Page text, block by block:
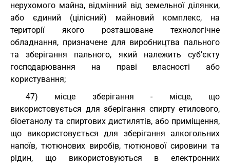
нерухомого майна, відмінний від земельної ділянки,
або єдиний (цілісний) майновий комплекс, на
території якого розташоване технологічне
обладнання, призначене для виробництва пального
та зберігання пального, який належить суб’єкту
господарювання на праві власності або
користування;
47) місце зберігання - місце, що
використовується для зберігання спирту етилового,
біоетанолу та спиртових дистилятів, або приміщення,
що використовується для зберігання алкогольних
напоїв, тютюнових виробів, тютюнової сировини та
рідин, що використовуються в електронних